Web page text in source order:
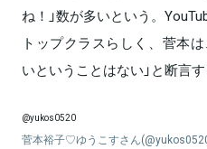
ね！」数が多いという。
トップクラスらしく、菅本
いということはない」と断言す
@yukos0520
菅本裕子♡ゆうこすさん